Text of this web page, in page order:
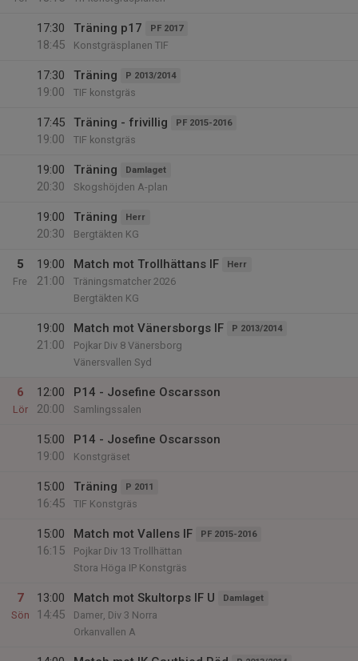
17:30
18:45
Träning p17 PF 2017
Konstgräsplanen TIF
17:30
19:00
Träning P 2013/2014
TIF konstgräs
17:45
19:00
Träning - frivillig PF 2015-2016
TIF konstgräs
19:00
20:30
Träning Damlaget
Skogshöjden A-plan
19:00
20:30
Träning Herr
Bergtäkten KG
5
Fre
19:00
21:00
Match mot Trollhättans IF Herr
Träningsmatcher 2026
Bergtäkten KG
19:00
21:00
Match mot Vänersborgs IF P 2013/2014
Pojkar Div 8 Vänersborg
Vänersvallen Syd
6
Lör
12:00
20:00
P14 - Josefine Oscarsson
Samlingssalen
15:00
19:00
P14 - Josefine Oscarsson
Konstgräset
15:00
16:45
Träning P 2011
TIF Konstgräs
15:00
16:15
Match mot Vallens IF PF 2015-2016
Pojkar Div 13 Trollhättan
Stora Höga IP Konstgräs
7
Sön
13:00
14:45
Match mot Skultorps IF U Damlaget
Damer, Div 3 Norra
Orkanvallen A